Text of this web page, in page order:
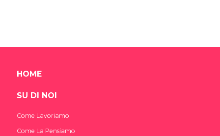
HOME
SU DI NOI
Come Lavoriamo
Come La Pensiamo